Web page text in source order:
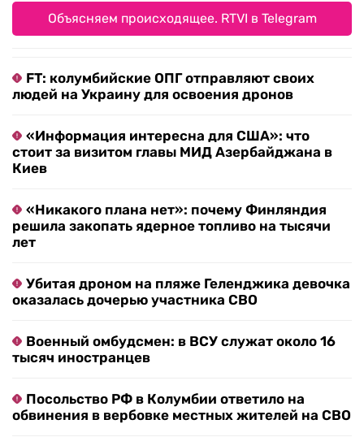
Объясняем происходящее. RTVI в Telegram
FT: колумбийские ОПГ отправляют своих
людей на Украину для освоения дронов
«Информация интересна для США»: что
стоит за визитом главы МИД Азербайджана в
Киев
«Никакого плана нет»: почему Финляндия
решила закопать ядерное топливо на тысячи
лет
Убитая дроном на пляже Геленджика девочка
оказалась дочерью участника СВО
Военный омбудсмен: в ВСУ служат около 16
тысяч иностранцев
Посольство РФ в Колумбии ответило на
обвинения в вербовке местных жителей на СВО